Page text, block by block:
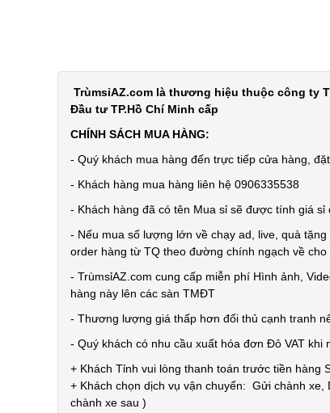
TrùmsỉAZ.com là thương hiệu thuộc công ty
Đầu tư TP.Hồ Chí Minh cấp
CHÍNH SÁCH MUA HÀNG:
- Quý khách mua hàng đến trực tiếp cửa hàng,
- Khách hàng mua hàng liên hệ 0906335538
- Khách hàng đã có tên Mua sỉ sẽ được tính giá
- Nếu mua số lượng lớn về chạy ad, live, quà
order hàng từ TQ theo đường chính ngạch về cho
- TrùmsỉAZ.com cung cấp miễn phí Hình ảnh,
hàng này lên các sàn TMĐT
- Thương lượng giá thấp hơn đối thủ cạnh tranh
- Quý khách có nhu cầu xuất hóa đơn Đỏ VAT
+ Khách Tỉnh vui lòng thanh toán trước tiền hàng
+ Khách chọn dịch vụ vận chuyển: Gửi chành
chành xe sau )